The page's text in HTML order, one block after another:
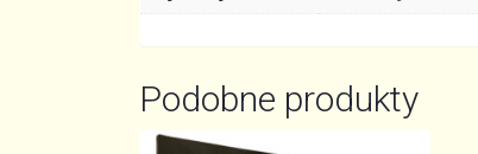
Podobne produkty